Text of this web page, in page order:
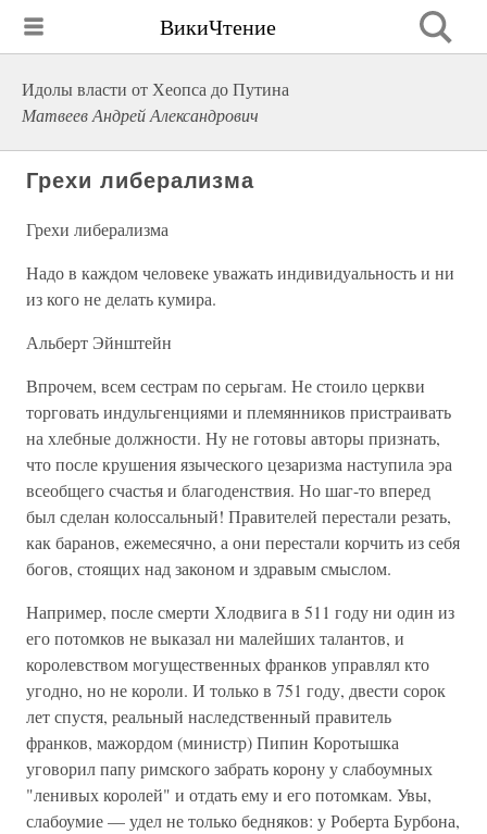
ВикиЧтение
Идолы власти от Хеопса до Путина
Матвеев Андрей Александрович
Грехи либерализма
Грехи либерализма
Надо в каждом человеке уважать индивидуальность и ни
из кого не делать кумира.
Альберт Эйнштейн
Впрочем, всем сестрам по серьгам. Не стоило церкви
торговать индульгенциями и племянников пристраивать
на хлебные должности. Ну не готовы авторы признать,
что после крушения языческого цезаризма наступила эра
всеобщего счастья и благоденствия. Но шаг-то вперед
был сделан колоссальный! Правителей перестали резать,
как баранов, ежемесячно, а они перестали корчить из себя
богов, стоящих над законом и здравым смыслом.
Например, после смерти Хлодвига в 511 году ни один из
его потомков не выказал ни малейших талантов, и
королевством могущественных франков управлял кто
угодно, но не короли. И только в 751 году, двести сорок
лет спустя, реальный наследственный правитель
франков, мажордом (министр) Пипин Коротышка
уговорил папу римского забрать корону у слабоумных
"ленивых королей" и отдать ему и его потомкам. Увы,
слабоумие — удел не только бедняков: у Роберта Бурбона,